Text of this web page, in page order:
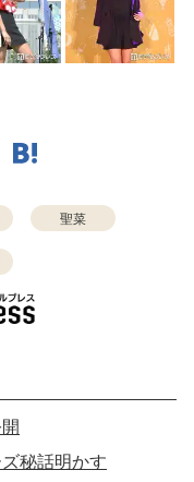
聖菜
秘話明かす